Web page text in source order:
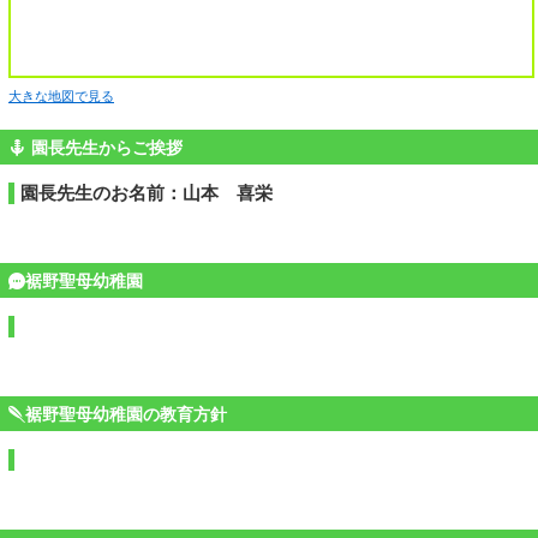
大きな地図で見る
園長先生からご挨拶
園長先生のお名前：山本 喜栄
裾野聖母幼稚園
裾野聖母幼稚園の教育方針